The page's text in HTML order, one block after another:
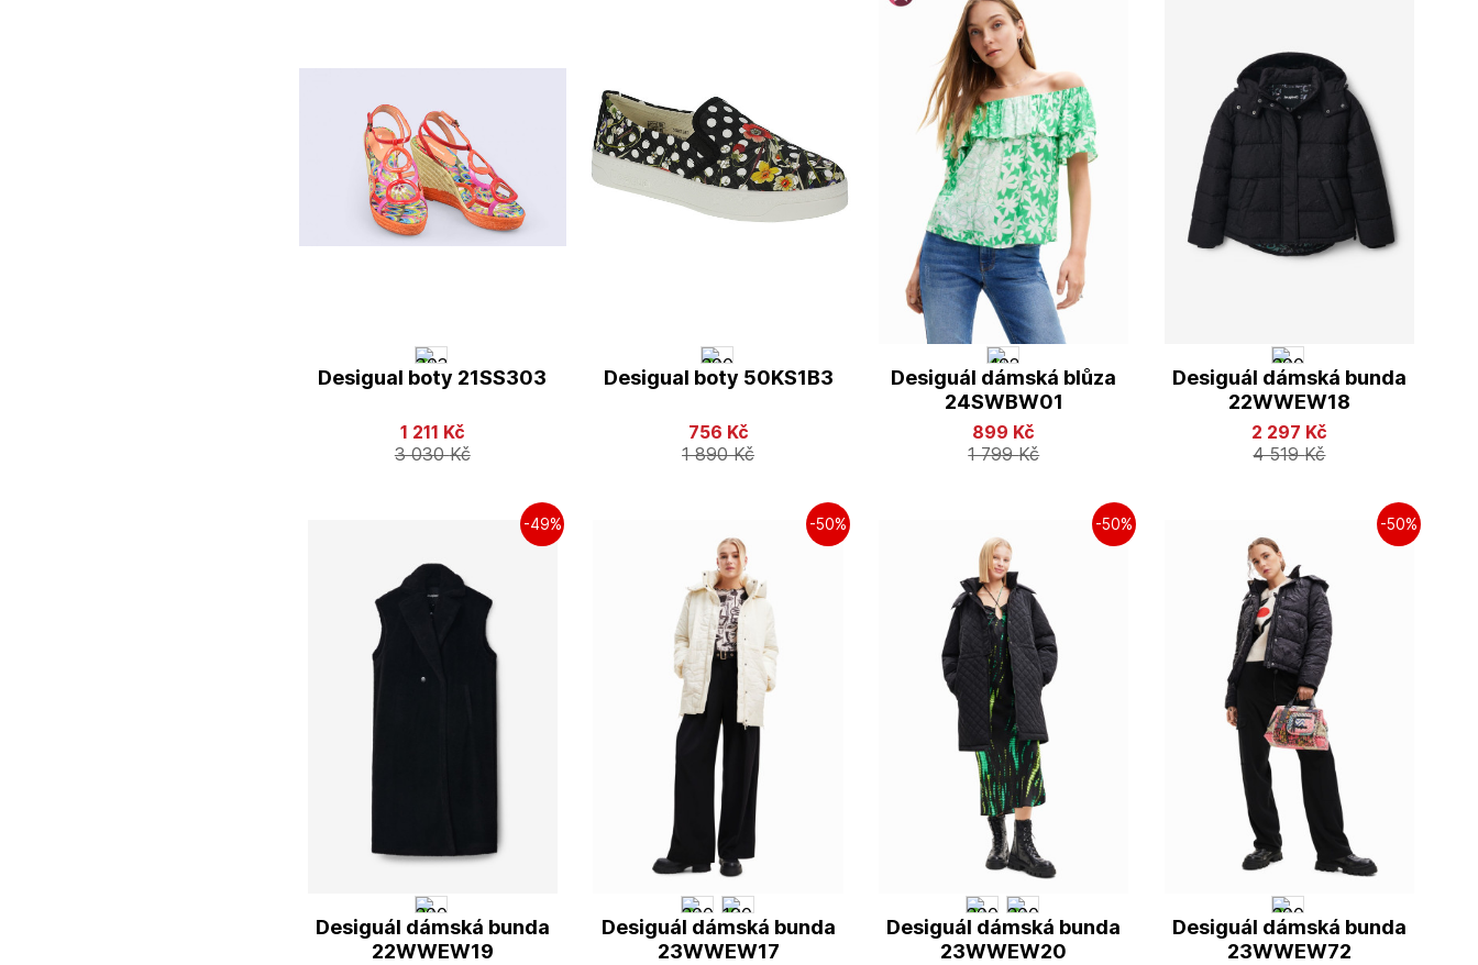
Desigual boty 21SS303
1 211 Kč
3 030Kč
Desigual boty 50KS1B3
756 Kč
1 890Kč
Desiguál dámská blůza
24SWBW01
899 Kč
1 799Kč
Desiguál dámská bunda
22WWEW18
2 297 Kč
4 519Kč
Desiguál dámská bunda
22WWEW19
-49%
Desiguál dámská bunda
23WWEW17
-50%
Desiguál dámská bunda
23WWEW20
-50%
Desiguál dámská bunda
23WWEW72
-50%